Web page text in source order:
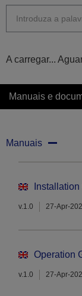
A carregar...
Manuais e
Manuais
v.1.0 27-Apr-
Operation
v.1.0 27-Apr-